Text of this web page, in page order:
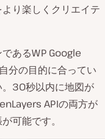
り楽しくクリエイテ
あるWP Google
分の目的に合ってい
。30秒以内に地図が
APIの両方が
可能です。